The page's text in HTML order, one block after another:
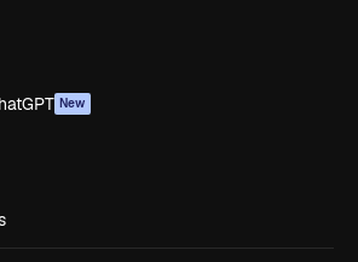
New